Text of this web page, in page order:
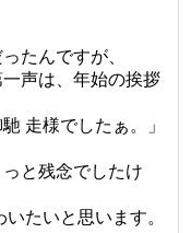
たんですが、
声は、年始の挨拶
走様でしたぁ。」
と残念でしたけ
たいと思います。